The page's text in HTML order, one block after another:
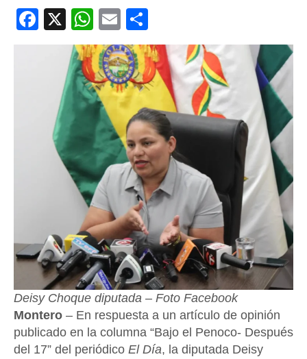
Facebook
X WhatsApp
Email
Deisy Choque diputada – Foto Facebook
Montero – En respuesta a un artículo de opinión
publicado en la columna “Bajo el Penoco- Después
del 17” del periódico El Día, la diputada Deisy